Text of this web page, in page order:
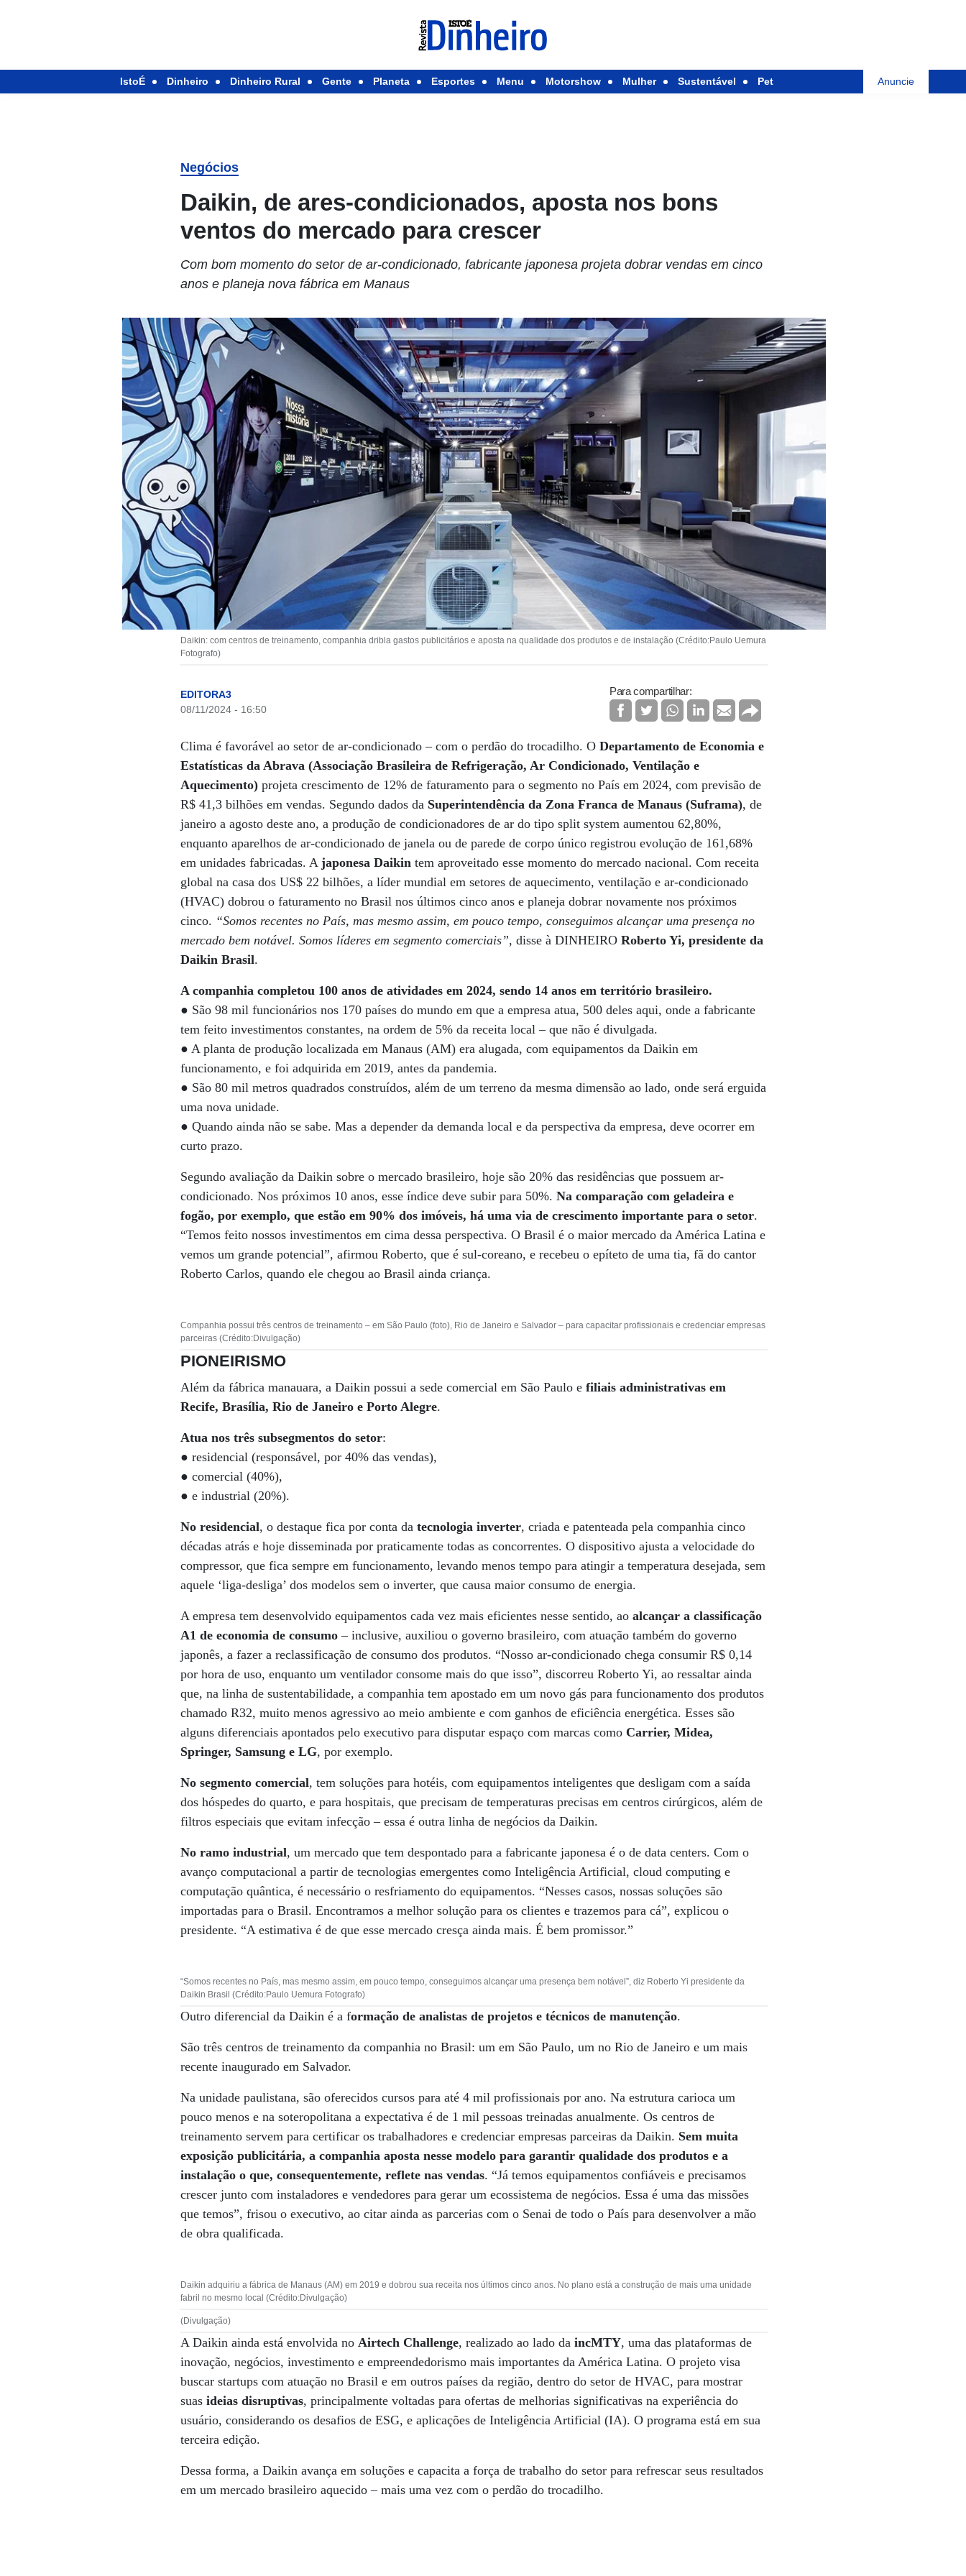
IstoÉ Dinheiro Dinheiro Rural Gente Planeta Esportes Menu Motorshow Mulher Sustentável Pet Anuncie
Negócios
Daikin, de ares-condicionados, aposta nos bons
ventos do mercado para crescer
Com bom momento do setor de ar-condicionado, fabricante japonesa projeta dobrar vendas em cinco
anos e planeja nova fábrica em Manaus
Daikin: com centros de treinamento, companhia dribla gastos publicitários e aposta na qualidade dos produtos e de instalação (Crédito:Paulo Uemura
Fotografo)
EDITORA3
08/11/2024 - 16:50
Para compartilhar:
Clima é favorável ao setor de ar-condicionado – com o perdão do trocadilho. ODepartamento de Economia e
Estatísticas da Abrava (Associação Brasileira de Refrigeração, Ar Condicionado, Ventilação e
Aquecimento) projeta crescimento de 12% de faturamento para o segmento no País em 2024, com previsão de
R$ 41,3 bilhões em vendas. Segundo dados da Superintendência da Zona Franca de Manaus (Suframa), de
janeiro a agosto deste ano, a produção de condicionadores de ar do tipo split system aumentou 62,80%,
enquanto aparelhos de ar-condicionado de janela ou de parede de corpo único registrou evolução de 161,68%
em unidades fabricadas. Ajaponesa Daikin tem aproveitado esse momento do mercado nacional. Com receita
global na casa dos US$ 22 bilhões, a líder mundial em setores de aquecimento, ventilação e ar-condicionado
(HVAC) dobrou o faturamento no Brasil nos últimos cinco anos e planeja dobrar novamente nos próximos
cinco. “Somos recentes no País, mas mesmo assim, em pouco tempo, conseguimos alcançar uma presença no
mercado bem notável. Somos líderes em segmento comerciais”, disse à DINHEIRORoberto Yi, presidente da
Daikin Brasil.
A companhia completou 100 anos de atividades em 2024, sendo 14 anos em território brasileiro.
● São 98 mil funcionários nos 170 países do mundo em que a empresa atua, 500 deles aqui, onde a fabricante
tem feito investimentos constantes, na ordem de 5% da receita local – que não é divulgada.
● A planta de produção localizada em Manaus (AM) era alugada, com equipamentos da Daikin em
funcionamento, e foi adquirida em 2019, antes da pandemia.
● São 80 mil metros quadrados construídos, além de um terreno da mesma dimensão ao lado, onde será erguida
uma nova unidade.
● Quando ainda não se sabe. Mas a depender da demanda local e da perspectiva da empresa, deve ocorrer em
curto prazo.
Segundo avaliação da Daikin sobre o mercado brasileiro, hoje são 20% das residências que possuem ar-
condicionado. Nos próximos 10 anos, esse índice deve subir para 50%.Na comparação com geladeira e
fogão, por exemplo, que estão em 90% dos imóveis, há uma via de crescimento importante para o setor.
“Temos feito nossos investimentos em cima dessa perspectiva. O Brasil é o maior mercado da América Latina e
vemos um grande potencial”, afirmou Roberto, que é sul-coreano, e recebeu o epíteto de uma tia, fã do cantor
Roberto Carlos, quando ele chegou ao Brasil ainda criança.
Companhia possui três centros de treinamento – em São Paulo (foto), Rio de Janeiro e Salvador – para capacitar profissionais e credenciar empresas
parceiras (Crédito:Divulgação)
PIONEIRISMO
Além da fábrica manauara, a Daikin possui a sede comercial em São Paulo efiliais administrativas em
Recife, Brasília, Rio de Janeiro e Porto Alegre.
Atua nos três subsegmentos do setor:
● residencial (responsável, por 40% das vendas),
● comercial (40%),
● e industrial (20%).
No residencial, o destaque fica por conta datecnologia inverter, criada e patenteada pela companhia cinco
décadas atrás e hoje disseminada por praticamente todas as concorrentes. O dispositivo ajusta a velocidade do
compressor, que fica sempre em funcionamento, levando menos tempo para atingir a temperatura desejada, sem
aquele ‘liga-desliga’ dos modelos sem o inverter, que causa maior consumo de energia.
A empresa tem desenvolvido equipamentos cada vez mais eficientes nesse sentido, ao alcançar a classificação
A1 de economia de consumo – inclusive, auxiliou o governo brasileiro, com atuação também do governo
japonês, a fazer a reclassificação de consumo dos produtos. “Nosso ar-condicionado chega consumir R$ 0,14
por hora de uso, enquanto um ventilador consome mais do que isso”, discorreu Roberto Yi, ao ressaltar ainda
que, na linha de sustentabilidade, a companhia tem apostado em um novo gás para funcionamento dos produtos
chamado R32, muito menos agressivo ao meio ambiente e com ganhos de eficiência energética. Esses são
alguns diferenciais apontados pelo executivo para disputar espaço com marcas como Carrier, Midea,
Springer, Samsung e LG, por exemplo.
No segmento comercial, tem soluções para hotéis, com equipamentos inteligentes que desligam com a saída
dos hóspedes do quarto, e para hospitais, que precisam de temperaturas precisas em centros cirúrgicos, além de
filtros especiais que evitam infecção – essa é outra linha de negócios da Daikin.
No ramo industrial, um mercado que tem despontado para a fabricante japonesa é o de data centers. Com o
avanço computacional a partir de tecnologias emergentes como Inteligência Artificial, cloud computing e
computação quântica, é necessário o resfriamento do equipamentos. “Nesses casos, nossas soluções são
importadas para o Brasil. Encontramos a melhor solução para os clientes e trazemos para cá”, explicou o
presidente. “A estimativa é de que esse mercado cresça ainda mais. É bem promissor.”
“Somos recentes no País, mas mesmo assim, em pouco tempo, conseguimos alcançar uma presença bem notável”, diz Roberto Yi presidente da
Daikin Brasil (Crédito:Paulo Uemura Fotografo)
Outro diferencial da Daikin é a formação de analistas de projetos e técnicos de manutenção.
São três centros de treinamento da companhia no Brasil: um em São Paulo, um no Rio de Janeiro e um mais
recente inaugurado em Salvador.
Na unidade paulistana, são oferecidos cursos para até 4 mil profissionais por ano. Na estrutura carioca um
pouco menos e na soteropolitana a expectativa é de 1 mil pessoas treinadas anualmente. Os centros de
treinamento servem para certificar os trabalhadores e credenciar empresas parceiras da Daikin. Sem muita
exposição publicitária, a companhia aposta nesse modelo para garantir qualidade dos produtos e a
instalação o que, consequentemente, reflete nas vendas. “Já temos equipamentos confiáveis e precisamos
crescer junto com instaladores e vendedores para gerar um ecossistema de negócios. Essa é uma das missões
que temos”, frisou o executivo, ao citar ainda as parcerias com o Senai de todo o País para desenvolver a mão
de obra qualificada.
Daikin adquiriu a fábrica de Manaus (AM) em 2019 e dobrou sua receita nos últimos cinco anos. No plano está a construção de mais uma unidade
fabril no mesmo local (Crédito:Divulgação)
(Divulgação)
A Daikin ainda está envolvida noAirtech Challenge, realizado ao lado daincMTY, uma das plataformas de
inovação, negócios, investimento e empreendedorismo mais importantes da América Latina. O projeto visa
buscar startups com atuação no Brasil e em outros países da região, dentro do setor de HVAC, para mostrar
suasideias disruptivas, principalmente voltadas para ofertas de melhorias significativas na experiência do
usuário, considerando os desafios de ESG, e aplicações de Inteligência Artificial (IA). O programa está em sua
terceira edição.
Dessa forma, a Daikin avança em soluções e capacita a força de trabalho do setor para refrescar seus resultados
em um mercado brasileiro aquecido – mais uma vez com o perdão do trocadilho.